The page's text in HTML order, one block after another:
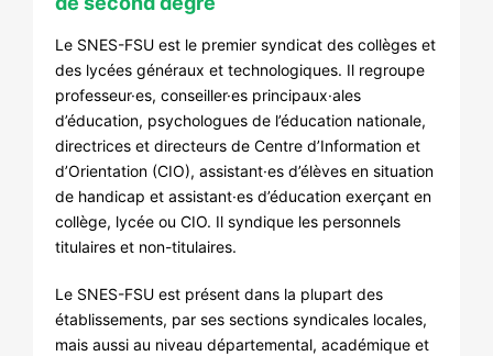
Le SNES-FSU est le premier syndicat des collèges et
des lycées généraux et technologiques. Il regroupe
professeur·es, conseiller·es principaux·ales
d’éducation, psychologues de l’éducation nationale,
directrices et directeurs de Centre d’Information et
d’Orientation (CIO), assistant·es d’élèves en situation
de handicap et assistant·es d’éducation exerçant en
collège, lycée ou CIO. Il syndique les personnels
titulaires et non-titulaires.
Le SNES-FSU est présent dans la plupart des
établissements, par ses sections syndicales locales,
mais aussi au niveau départemental, académique et